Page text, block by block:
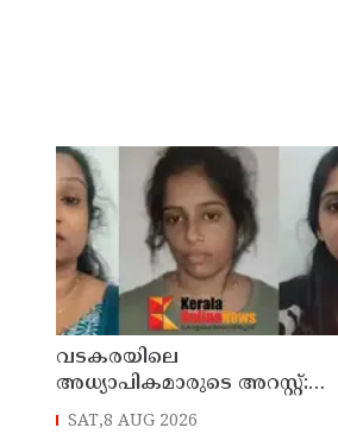
വടകരയിലെ
അധ്യാപികമാരുടെ അറസ്റ്റ്:
അന്വേഷണം സംസ്ഥാനത്തിന്
SAT,8 AUG 2026